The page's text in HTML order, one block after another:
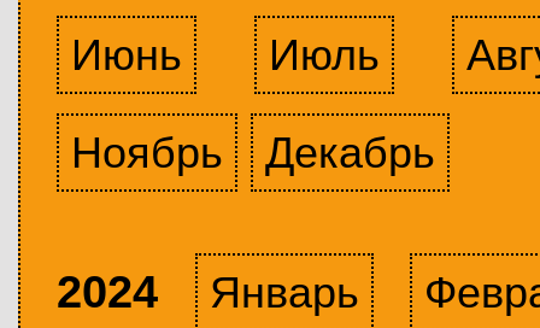
Июнь
Июль
Ноябрь
Декабрь
2024 Январь